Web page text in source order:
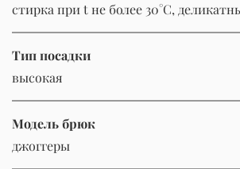
стирка при t не более 30°C,
Тип посадки
высокая
Модель брюк
джоггеры